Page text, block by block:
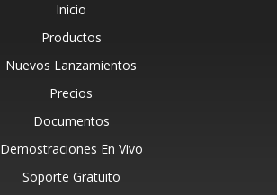
Inicio
Productos
Nuevos Lanzamientos
Precios
Documentos
Demostraciones En Vivo
Soporte Gratuito